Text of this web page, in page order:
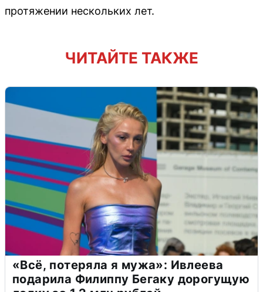
протяжении нескольких лет.
ЧИТАЙТЕ ТАКЖЕ
«Всё, потеряла я мужа»: Ивлеева
подарила Филиппу Бегаку дорогущую